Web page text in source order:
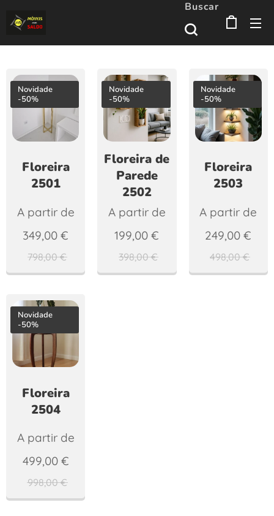
Buscar
Floreira
2501
Novidade
-50%
A partir de
349,00 €
798,00€
Floreira de
Parede
2502
Novidade
-50%
A partir de
199,00 €
398,00€
Floreira
2503
Novidade
-50%
A partir de
249,00 €
498,00€
Floreira
2504
Novidade
-50%
A partir de
499,00€
998,00€